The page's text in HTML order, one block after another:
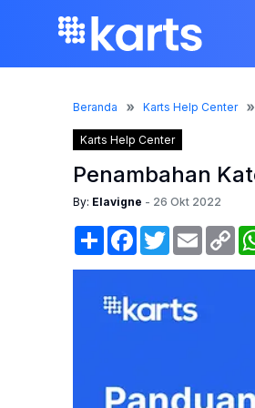
Beranda Karts Help Center
Karts Help Center
Penambahan
By: Elavigne - 26 Okt 2022
ShareFacebook
TwitterEmail